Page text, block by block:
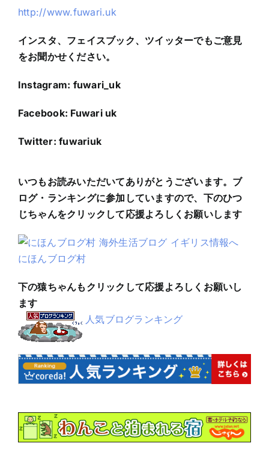
http://www.fuwari.uk
インスタ、フェイスブック、ツイッターでもご意見
をお聞かせください。
Instagram: fuwari_uk
Facebook: Fuwari uk
Twitter: fuwariuk
いつもお読みいただいてありがとうございます。ブ
ログ・ランキングに参加していますので、下のひつ
じちゃんをクリックして応援よろしくお願いします
にほんブログ村
下の猿ちゃんもクリックして応援よろしくお願いし
ます
人気ブログランキング